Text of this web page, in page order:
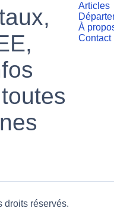
Articles
À
Contact
droits réservés.